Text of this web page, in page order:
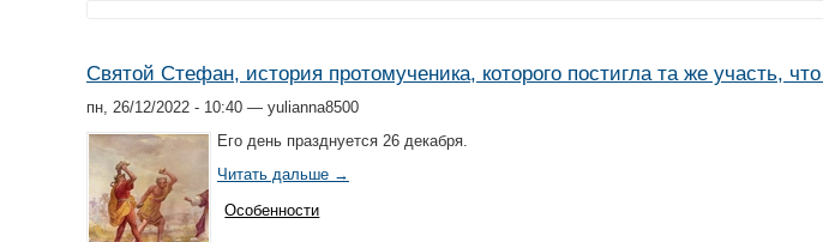
Святой Стефан, история протомученика, которого постигла та же участь,
пн, 26/12/2022 - 10:40 — yulianna8500
Его день празднуется 26 декабря.
Читать дальше →
Особенности